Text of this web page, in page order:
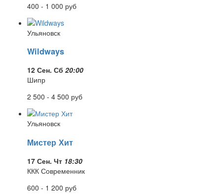
400 - 1 000 руб
Ульяновск
Wildways
12 Сен. Сб 20:00
Шипр
2 500 - 4 500 руб
Ульяновск
Мистер Хит
17 Сен. Чт 18:30
ККК Современник
600 - 1 200 руб